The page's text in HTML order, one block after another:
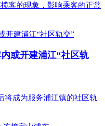
客的现象，影响乘客的正常
或开建浦江“社区轨
将成为服务浦江镇的社区轨